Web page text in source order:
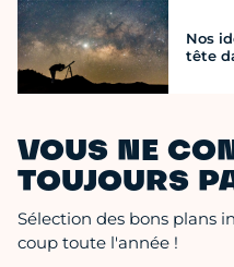
Nos
tête
VOUS NE
TOUJOURS
Sélection des bons plans
coup toute l'année !